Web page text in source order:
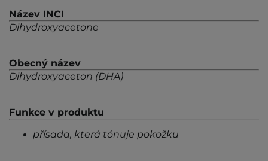
Název INCI
Dihydroxyacetone
Obecný název
Dihydroxyaceton (DHA)
Funkce v produktu
přísada, která tónuje pokožku